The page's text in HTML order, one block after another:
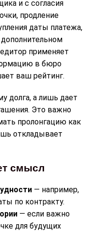
и с согласия
продление
даты платежа,
применяет
в бюро
ваш рейтинг.
долга, а лишь дает
Это важно
пролонгацию как
откладывает
смысл
— например,
по контракту.
— если важно
для будущих